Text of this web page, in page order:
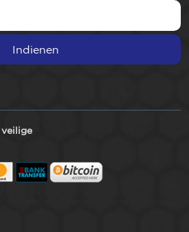
Indienen
veilige